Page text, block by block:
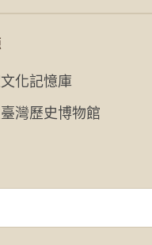
化記憶庫
灣歷史博物館